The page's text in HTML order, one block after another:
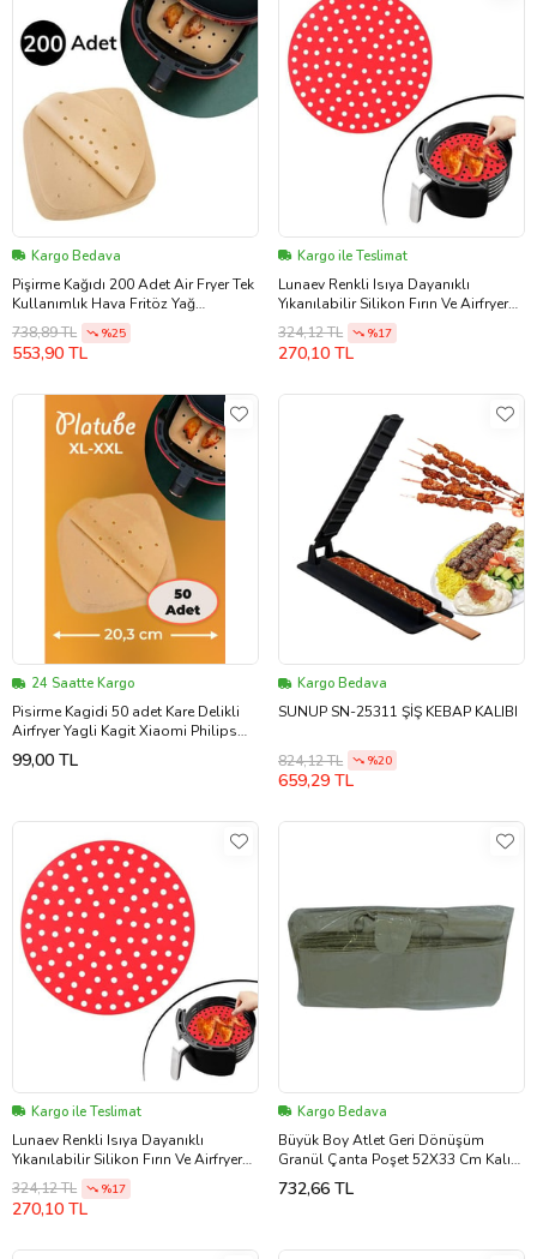
Kargo Bedava
Pişirme Kağıdı 200 Adet Air Fryer Tek
Kullanımlık Hava Fritöz Yağ
Geçirmez Yapışmaz Gıda Pişirme
Kağıdı Delikli Kare Model
738,89 TL %25
553,90 TL
Kargo ile Teslimat
Lunaev Renkli Isıya Dayanıklı
Yıkanılabilir Silikon Fırın Ve Airfryer
Yuvarlak Pişirme Matı 20 cm
324,12 TL %17
270,10 TL
24 Saatte Kargo
Pisirme Kagidi 50 adet Kare Delikli
Airfryer Yagli Kagit Xiaomi Philips
Tüm Markalara Uyumlu
99,00 TL
Kargo Bedava
SUNUP SN-25311 ŞİŞ KEBAP KALIBI
824,12 TL %20
659,29 TL
Kargo ile Teslimat
Lunaev Renkli Isıya Dayanıklı
Yıkanılabilir Silikon Fırın Ve Airfryer
Yuvarlak Pişirme Matı 23 cm
324,12 TL %17
270,10 TL
Kargo Bedava
Büyük Boy Atlet Geri Dönüşüm
Granül Çanta Poşet 52X33 Cm Kalın
Gri 1000 Gr 1 Paket
732,66 TL